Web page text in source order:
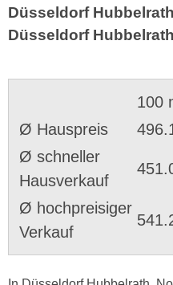
Düsseldorf
Düsseldorf Hubbelrath
100
Ø Hauspreis
Ø schneller
Hausverkauf
Ø hochpreisiger
Verkauf